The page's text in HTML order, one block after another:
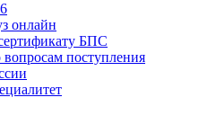
онлайн
БПС
поступления